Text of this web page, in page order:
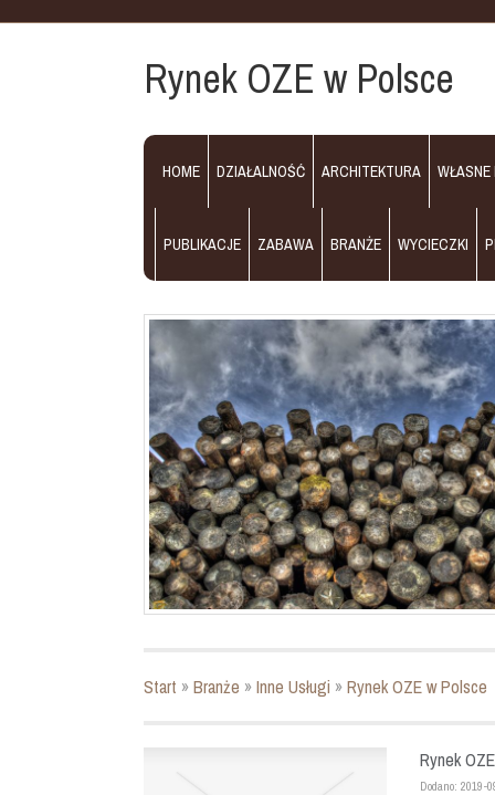
Rynek OZE w Polsce
HOME DZIAŁALNOŚĆ ARCHITEKTURA WŁASNE
PUBLIKACJE ZABAWA BRANŻE WYCIECZKI
Start »Branże »Inne Usługi »Rynek OZE w Polsce
Rynek
Dodano: 2019-